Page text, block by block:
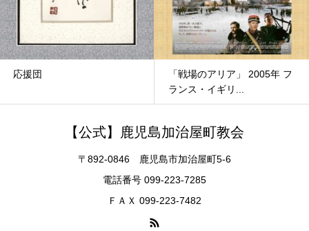
応援団
「戦場のアリア」 2005年 フ
ランス・イギリ...
【公式】鹿児島加治屋町教会
〒892-0846 鹿児島市加治屋町5-6
電話番号 099-223-7285
ＦＡＸ 099-223-7482